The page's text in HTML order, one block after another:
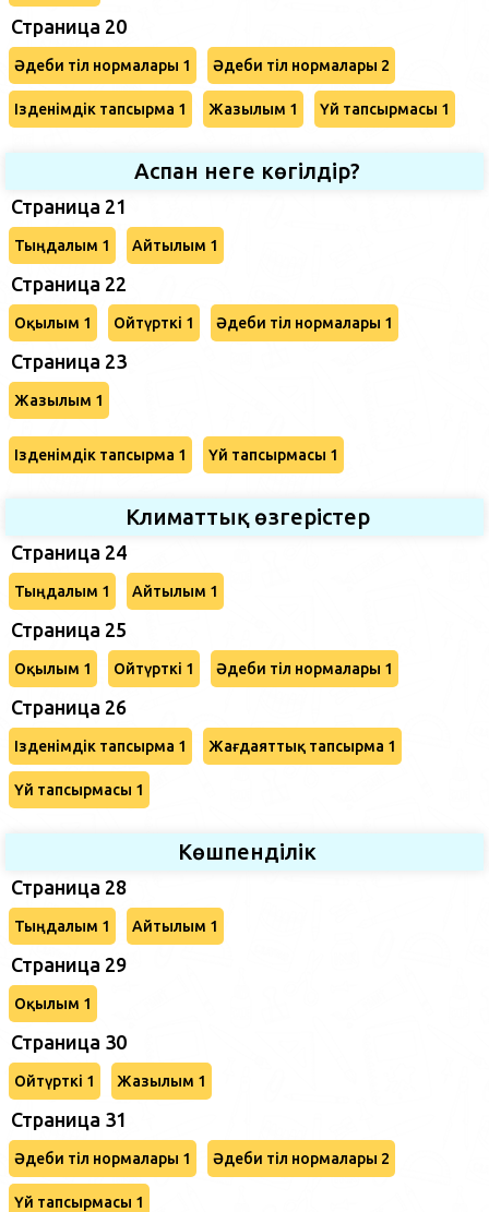
Страница 20
Әдеби тіл нормалары 1 Әдеби тіл нормалары 2
Ізденімдік тапсырма 1 Жазылым 1 Үй тапсырмасы 1
Аспан неге көгілдір?
Страница 21
Тыңдалым 1 Айтылым 1
Страница 22
Оқылым 1 Ойтүрткі 1 Әдеби тіл нормалары 1
Страница 23
Жазылым 1
Ізденімдік тапсырма 1 Үй тапсырмасы 1
Климаттық өзгерістер
Страница 24
Тыңдалым 1 Айтылым 1
Страница 25
Оқылым 1 Ойтүрткі 1 Әдеби тіл нормалары 1
Страница 26
Ізденімдік тапсырма 1 Жағдаяттық тапсырма 1
Үй тапсырмасы 1
Көшпенділік
Страница 28
Тыңдалым 1 Айтылым 1
Страница 29
Оқылым 1
Страница 30
Ойтүрткі 1 Жазылым 1
Страница 31
Әдеби тіл нормалары 1 Әдеби тіл нормалары 2
Үй тапсырмасы 1